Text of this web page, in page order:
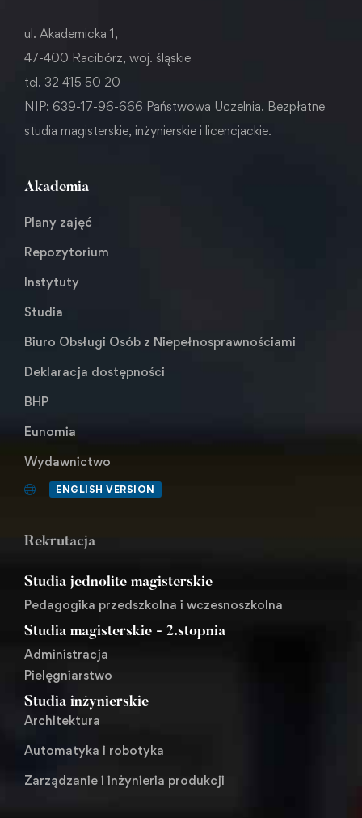
ul. Akademicka 1,
47-400 Racibórz, woj. śląskie
tel. 32 415 50 20
NIP: 639-17-96-666 Państwowa Uczelnia. Bezpłatne
studia magisterskie, inżynierskie i licencjackie.
Akademia
Plany zajęć
Repozytorium
Instytuty
Studia
Biuro Obsługi Osób z Niepełnosprawnościami
Deklaracja dostępności
BHP
Eunomia
Wydawnictwo
ENGLISH VERSION
Rekrutacja
Studia jednolite magisterskie
Pedagogika przedszkolna i wczesnoszkolna
Studia magisterskie - 2.stopnia
Administracja
Pielęgniarstwo
Studia inżynierskie
Architektura
Automatyka i robotyka
Zarządzanie i inżynieria produkcji